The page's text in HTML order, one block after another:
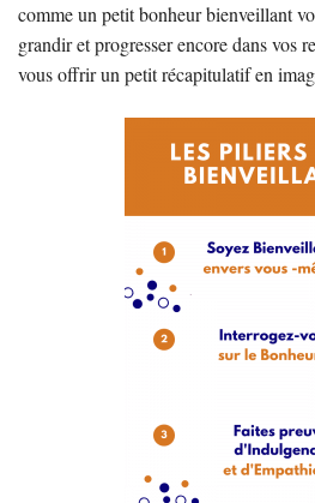
comme un petit bonheur bienveillant
grandir et progresser encore dans vos
vous offrir un petit récapitulatif en